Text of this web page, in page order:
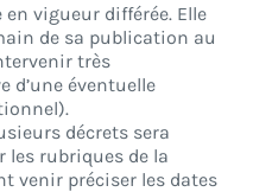
en vigueur différée. Elle
de sa publication au
très
d’une éventuelle
décrets sera
les rubriques de la
venir préciser les dates